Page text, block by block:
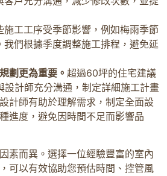
施工工序受季節影響，例如梅雨季節
我們根據季度調整施工排程，避免延
劃更為重要。 超過60坪的住宅建議
設計師充分溝通，制定詳細施工計畫
計師有助於理解需求，制定全面設
進度，避免因時間不足而影響品
素而異。選擇一位經驗豐富的室內
可以有效協助您預估時間、控管風